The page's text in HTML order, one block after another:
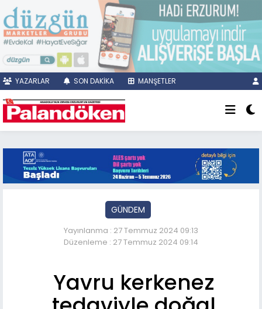
YAZARLAR SON DAKİKA MANŞETLER
GÜNDEM
Yayınlanma : 27 Temmuz 2024 09:13
Düzenleme : 27 Temmuz 2024 09:14
Yavru kerkenez